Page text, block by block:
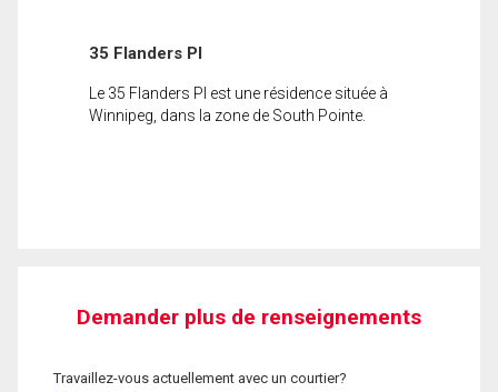
35 Flanders Pl
Le 35 Flanders Pl est une résidence située à
Winnipeg, dans la zone de South Pointe.
Demander plus de renseignements
Travaillez-vous actuellement avec un courtier?